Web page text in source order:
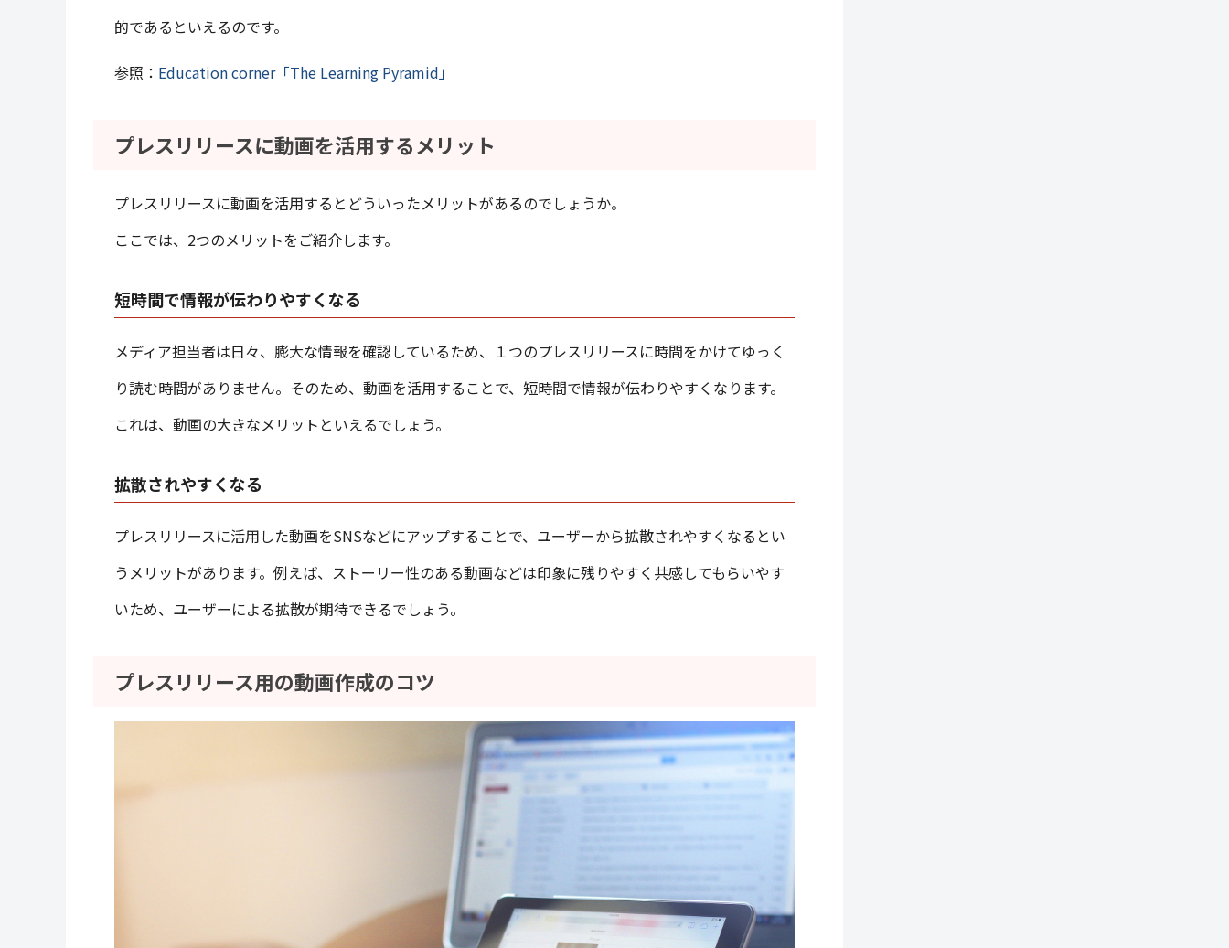
的であるといえるのです。
参照： Education corner「The Learning Pyramid」
プレスリリースに動画を活用するメリット
プレスリリースに動画を活用するとどういったメリットがあるのでしょうか。
ここでは、2つのメリットをご紹介します。
短時間で情報が伝わりやすくなる
メディア担当者は日々、膨大な情報を確認しているため、１つのプレスリリースに時間をかけてゆっく
り読む時間がありません。そのため、動画を活用することで、短時間で情報が伝わりやすくなります。
これは、動画の大きなメリットといえるでしょう。
拡散されやすくなる
プレスリリースに活用した動画をSNSなどにアップすることで、ユーザーから拡散されやすくなるとい
うメリットがあります。例えば、ストーリー性のある動画などは印象に残りやすく共感してもらいやす
いため、ユーザーによる拡散が期待できるでしょう。
プレスリリース用の動画作成のコツ